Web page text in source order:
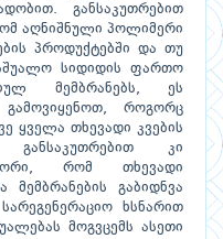
განსაკუთრებით
აღნიშნული პოლიმერი
პროდუქტებში და თუ
სიდიდის ფართო
მემბრანებს, ეს
გამოვიყენოთ, როგორც
ყველა თხევადი კვების
განსაკუთრებით კი
რომ თხევადი
გაბიდნვა
ხსნარით
მოგვცემს ასეთი